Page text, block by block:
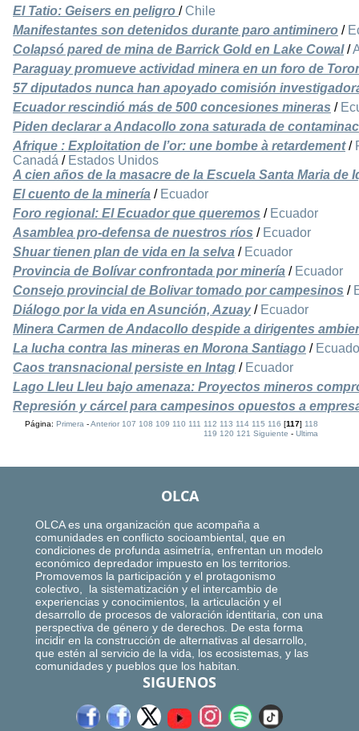
El Tatio: Geisers en peligro / Chile
Manifestantes son detenidos durante paro antiminero /
Colapsó pared de mina de Barrick Gold en Lake Cowal/
Paraguay promueve actividad minera en un foro de
57 diputados nunca han apoyado comisión
Ecuador rescindió más de 500 concesiones mineras /
Piden declarar a Andacollo zona saturada de
Afrique : Exploitation de l’or: une bombe à retardement/
Canadá / Estados Unidos
A cien años de la masacre de la Escuela Santa Maria de
El cuento de la minería / Ecuador
Foro regional: El Ecuador que queremos / Ecuador
Asamblea pro-defensa de nuestros ríos / Ecuador
Shuar tienen plan de vida en la selva / Ecuador
Provincia de Bolívar confrontada por minería / Ecuador
Consejo provincial de Bolivar tomado por campesinos /
Diálogo por la vida en Asunción, Azuay/ Ecuador
Minera Carmen de Andacollo despide a dirigentes
La lucha contra las mineras en Morona Santiago /
Caos transnacional persiste en Intag / Ecuador
Lago Lleu Lleu bajo amenaza: Proyectos mineros
Represión y cárcel para campesinos opuestos a
Página:Primera -Anterior 107 108 109 110 111 112 113 114 115 116 [117]118
119 120 121 Siguiente -Ultima
OLCA
OLCA es una organización que acompaña a
comunidades en conflicto socioambiental, que en
condiciones de profunda asimetría, enfrentan un modelo
económico depredador impuesto en los territorios.
Promovemos la participación y el protagonismo
colectivo, la sistematización y el intercambio de
experiencias y conocimientos, la articulación y el
desarrollo de procesos de valoración identitaria, con una
perspectiva de género y de derechos. De esta forma
incidir en la construcción de alternativas al desarrollo,
que estén al servicio de la vida, los ecosistemas, y las
comunidades y pueblos que los habitan.
SIGUENOS